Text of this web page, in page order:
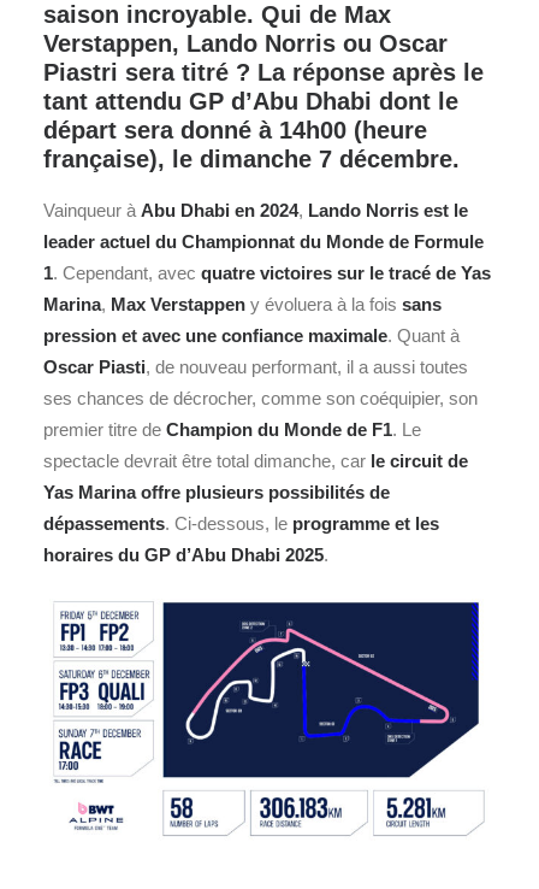
saison incroyable. Qui de Max
Verstappen, Lando Norris ou Oscar
Piastri sera titré ? La réponse après le
tant attendu GP d’Abu Dhabi dont le
départ sera donné à 14h00 (heure
française), le dimanche 7 décembre.
Vainqueur à Abu Dhabi en 2024, Lando Norris est le
leader actuel du Championnat du Monde de Formule
1. Cependant, avec quatre victoires sur le tracé de Yas
Marina, Max Verstappen y évoluera à la fois sans
pression et avec une confiance maximale. Quant à
Oscar Piasti, de nouveau performant, il a aussi toutes
ses chances de décrocher, comme son coéquipier, son
premier titre de Champion du Monde de F1. Le
spectacle devrait être total dimanche, car le circuit de
Yas Marina offre plusieurs possibilités de
dépassements. Ci-dessous, le programme et les
horaires du GP d’Abu Dhabi 2025.